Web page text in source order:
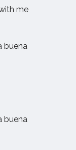
me
buena
buena